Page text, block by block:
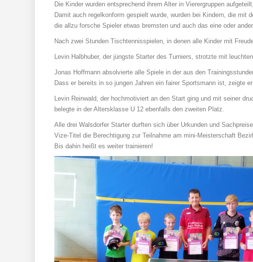
Die Kinder wurden entsprechend ihrem Alter in Vierergruppen
Damit auch regelkonform gespielt wurde, wurden bei Kindern, die
die allzu forsche Spieler etwas bremsten und auch das eine oder
Nach zwei Stunden Tischtennisspielen, in denen alle Kinder mit
Levin Halbhuber, der jüngste Starter des Turniers, strotzte mit
Jonas Hoffmann absolvierte alle Spiele in der aus den
Dass er bereits in so jungen Jahren ein fairer Sportsmann ist, zeigte
Levin Reinwald, der hochmotiviert an den Start ging und mit seiner
belegte in der Altersklasse U 12 ebenfalls den zweiten Platz.
Alle drei Walsdorfer Starter durften sich über Urkunden und
Vize-Titel die Berechtigung zur Teilnahme am mini-Meisterschaft
Bis dahin heißt es weiter trainieren!